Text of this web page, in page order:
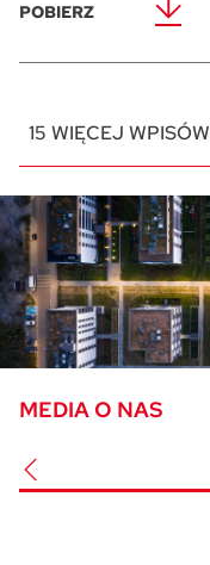
POBIERZ
15 WIĘCEJ WPISÓW
MEDIA O NAS